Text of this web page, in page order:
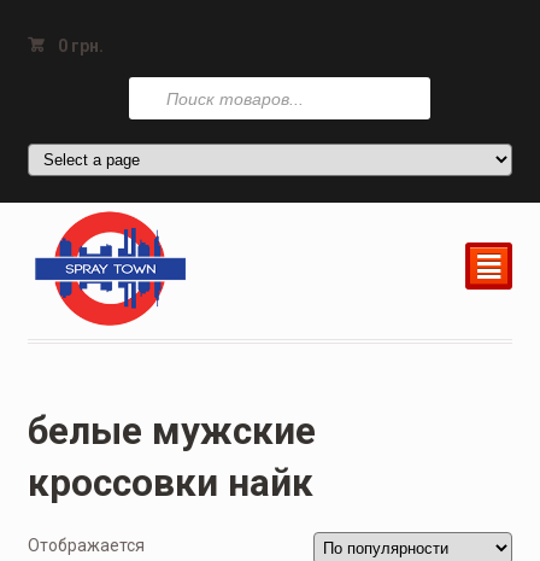
0 грн.
Поиск
товаров
²
белые мужские
кроссовки найк
Отображается